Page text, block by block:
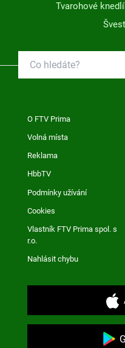
Tvarohové
O FTV Prima
Volná místa
Reklama
HbbTV
Podmínky užívání
Cookies
Vlastník FTV Prima spol. s
r.o.
Nahlásit chybu